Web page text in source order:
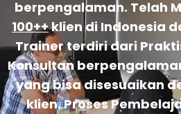
berpengalaman. Telah
100++klien di Indonesia
Trainer terdiri dari
Konsultan
yang bisa disesuaikan
klien. Proses